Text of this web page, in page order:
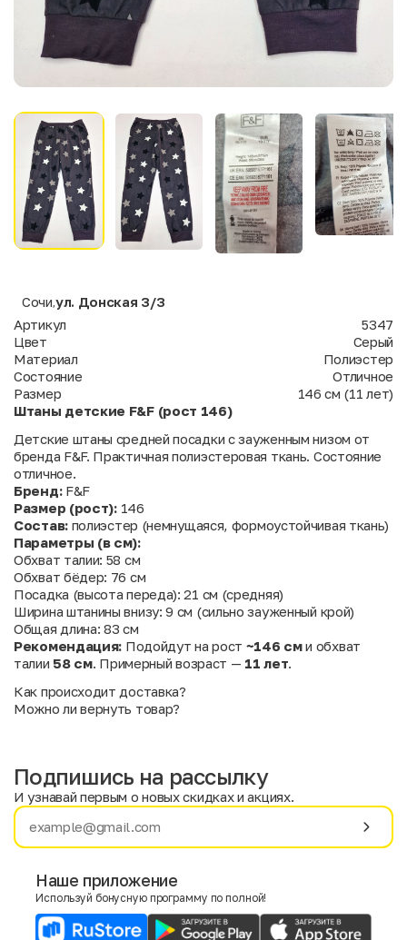
Сочи,ул. Донская 3/3
Артикул
5347
Цвет
Серый
Материал
Полиэстер
Состояние
Отличное
Размер
146 см (11 лет)
Штаны детские F&F (рост 146)
Детские штаны средней посадки с зауженным низом от
бренда F&F. Практичная полиэстеровая ткань. Состояние
отличное.
Бренд:F&F
Размер (рост):146
Состав:полиэстер (немнущаяся, формоустойчивая ткань)
Параметры (в см):
Обхват талии: 58 см
Обхват бёдер: 76 см
Посадка (высота переда): 21 см (средняя)
Ширина штанины внизу: 9 см (сильно зауженный крой)
Общая длина: 83 см
Рекомендация: Подойдут на рост ~146 сми обхват
талии 58 см. Примерный возраст — 11 лет.
Как происходит доставка?
Можно ли вернуть товар?
Имя
E-mail
Подпишись на рассылку
И узнавай первым о новых скидках и акциях.
Наше приложение
Используй бонусную программу по полной!